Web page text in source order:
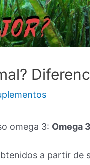
omega 3: Omega
a partir de